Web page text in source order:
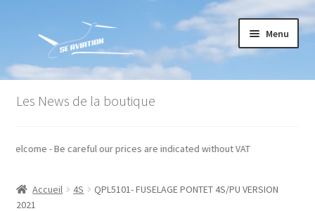
la
navigation
contenu
Menu
Accueil
Conditions générales de vente
Mon compte
Les News de la boutique
Welcome - Be careful our prices are indicated without VAT
Accueil 4S
QPL5101- FUSELAGE PONTET 4S/PU VERSION
2021